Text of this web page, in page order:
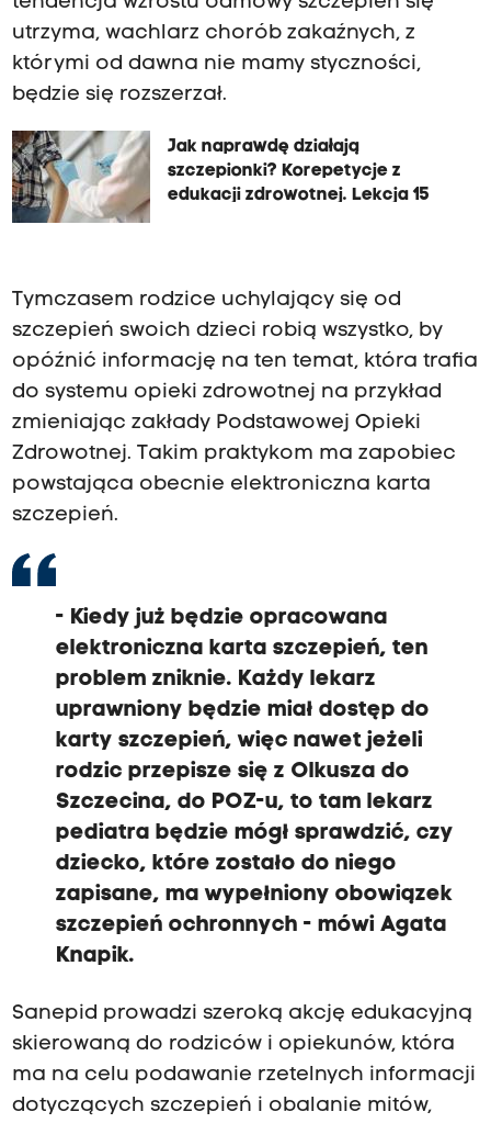
utrzyma, wachlarz chorób zakaźnych, z
którymi od dawna nie mamy styczności,
będzie się rozszerzał.
Jak naprawdę działają
szczepionki? Korepetycje z
edukacji zdrowotnej. Lekcja 15
Tymczasem rodzice uchylający się od
szczepień swoich dzieci robią wszystko, by
opóźnić informację na ten temat, która trafia
do systemu opieki zdrowotnej na przykład
zmieniając zakłady Podstawowej Opieki
Zdrowotnej. Takim praktykom ma zapobiec
powstająca obecnie elektroniczna karta
szczepień.
- Kiedy już będzie opracowana
elektroniczna karta szczepień, ten
problem zniknie. Każdy lekarz
uprawniony będzie miał dostęp do
karty szczepień, więc nawet jeżeli
rodzic przepisze się z Olkusza do
Szczecina, do POZ-u, to tam lekarz
pediatra będzie mógł sprawdzić, czy
dziecko, które zostało do niego
zapisane, ma wypełniony obowiązek
szczepień ochronnych - mówi Agata
Knapik.
Sanepid prowadzi szeroką akcję edukacyjną
skierowaną do rodziców i opiekunów, która
ma na celu podawanie rzetelnych informacji
dotyczących szczepień i obalanie mitów,